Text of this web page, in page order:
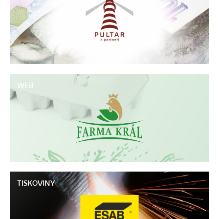
WEB
TISKOVINY